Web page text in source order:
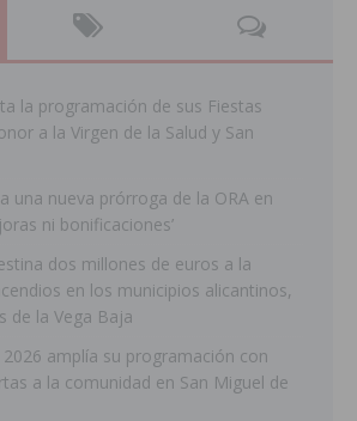
la programación de sus Fiestas
a la Virgen de la Salud y San
una nueva prórroga de la ORA en
ni bonificaciones’
dos millones de euros a la
en los municipios alicantinos,
de la Vega Baja
amplía su programación con
a la comunidad en San Miguel de